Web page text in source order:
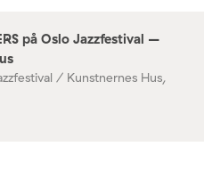
på Oslo Jazzfestival –
/ Kunstnernes Hus,